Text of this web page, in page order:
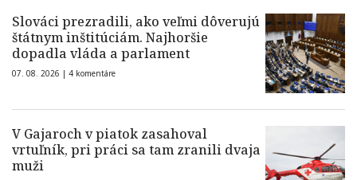
Slováci prezradili, ako veľmi dôverujú
štátnym inštitúciám. Najhoršie
dopadla vláda a parlament
07. 08. 2026 | 4 komentáre
V Gajaroch v piatok zasahoval
vrtuľník, pri práci sa tam zranili dvaja
muži